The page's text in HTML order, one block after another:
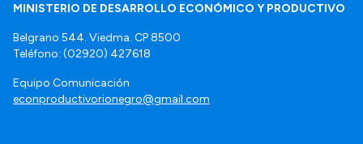
MINISTERIO DE DESARROLLO ECONÓMICO Y PRODUCTIVO
Belgrano 544. Viedma. CP 8500
Teléfono: (02920) 427618
Equipo Comunicación
econproductivorionegro@gmail.com